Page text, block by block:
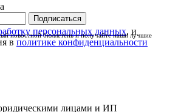
персональных данных, и
в политике конфиденциальности
новостной бюллетень и получайте наши лучшие
лицами и ИП